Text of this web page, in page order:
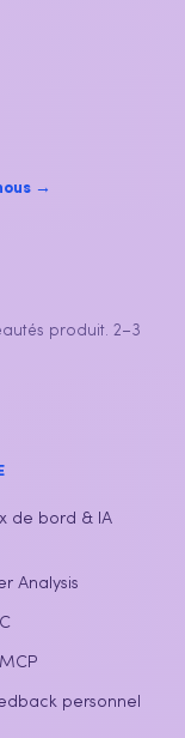
→
produit. 2–3
de bord & IA
Analysis
personnel